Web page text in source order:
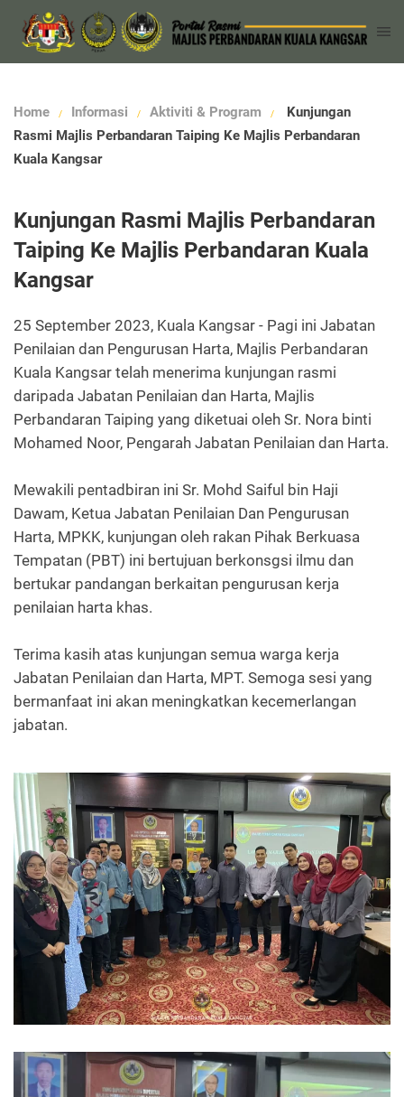
Home Informasi Aktiviti & Program
Kunjungan
Rasmi Majlis Perbandaran Taiping Ke Majlis Perbandaran
Kuala Kangsar
Kunjungan Rasmi Majlis Perbandaran
Taiping Ke Majlis Perbandaran Kuala
Kangsar
25 September 2023, Kuala Kangsar - Pagi ini Jabatan
Penilaian dan Pengurusan Harta, Majlis Perbandaran
Kuala Kangsar telah menerima kunjungan rasmi
daripada Jabatan Penilaian dan Harta, Majlis
Perbandaran Taiping yang diketuai oleh Sr. Nora binti
Mohamed Noor, Pengarah Jabatan Penilaian dan Harta.
Mewakili pentadbiran ini Sr. Mohd Saiful bin Haji
Dawam, Ketua Jabatan Penilaian Dan Pengurusan
Harta, MPKK, kunjungan oleh rakan Pihak Berkuasa
Tempatan (PBT) ini bertujuan berkonsgsi ilmu dan
bertukar pandangan berkaitan pengurusan kerja
penilaian harta khas.
Terima kasih atas kunjungan semua warga kerja
Jabatan Penilaian dan Harta, MPT. Semoga sesi yang
bermanfaat ini akan meningkatkan kecemerlangan
jabatan.